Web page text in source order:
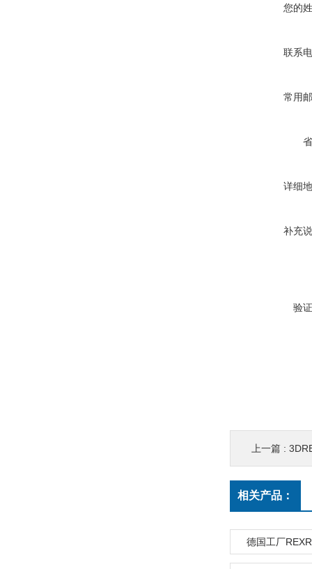
您的
联系
常用
详细
补充
验
上一篇 :
相关产品：
德国工厂